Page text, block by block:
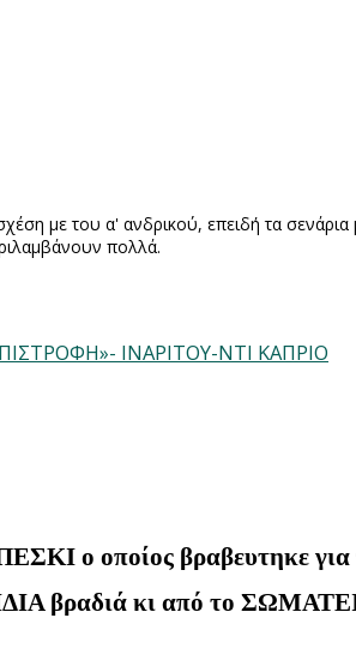
με του α' ανδρικού, επειδή τα
πολλά.
ΙΝΑΡΙΤΟΥ-ΝΤΙ ΚΑΠΡΙΟ
ο οποίος βραβευτηκε για
βραδιά κι από το